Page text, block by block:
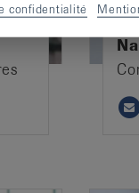
confidentialité